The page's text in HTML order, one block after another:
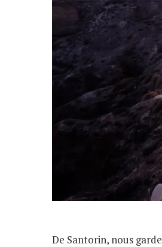
De Santorin, nous